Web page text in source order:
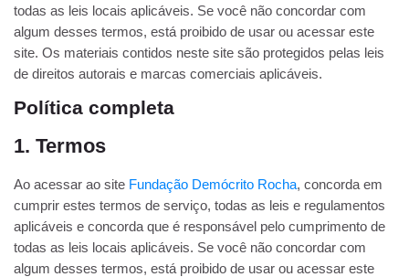
todas as leis locais aplicáveis. Se você não concordar com
algum desses termos, está proibido de usar ou acessar este
site. Os materiais contidos neste site são protegidos pelas leis
de direitos autorais e marcas comerciais aplicáveis.
Política completa
1. Termos
Ao acessar ao site Fundação Demócrito Rocha, concorda em
cumprir estes termos de serviço, todas as leis e regulamentos
aplicáveis ​​e concorda que é responsável pelo cumprimento de
todas as leis locais aplicáveis. Se você não concordar com
algum desses termos, está proibido de usar ou acessar este